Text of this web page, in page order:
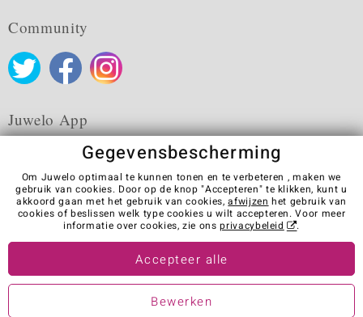
Community
Juwelo App
Algemene verkoopvoorwaarden Privacybeleid
Cookies
Colofon
Contact
Contract herroepen
Visit our stores in other countries:
© Juwelo Deutschland GmbH (Een onderneming van de elumeo SE)
Gegevensbescherming
Om Juwelo optimaal te kunnen tonen en te verbeteren , maken we
gebruik van cookies. Door op de knop "Accepteren" te klikken, kunt u
akkoord gaan met het gebruik van cookies,afwijzen het gebruik van
cookies of beslissen welk type cookies u wilt accepteren. Voor meer
informatie over cookies, zie onsprivacybeleid .
Accepteer alle
Bewerken